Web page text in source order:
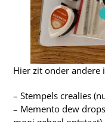
Hier zit onder andere
–Stempels crealies
– Memento dew drops